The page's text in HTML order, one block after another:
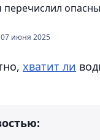
перечислил
июня 2025
хватит ли